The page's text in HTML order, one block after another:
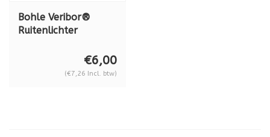
Bohle Veribor®
Ruitenlichter
€6,00
(€7,26 Incl. btw)